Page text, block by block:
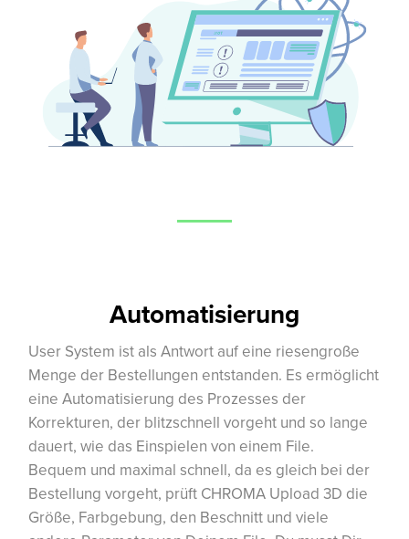
Automatisierung
User System ist als Antwort auf eine riesengroße
Menge der Bestellungen entstanden. Es ermöglicht
eine Automatisierung des Prozesses der
Korrekturen, der blitzschnell vorgeht und so lange
dauert, wie das Einspielen von einem File.
Bequem und maximal schnell, da es gleich bei der
Bestellung vorgeht, prüft CHROMA Upload 3D die
Größe, Farbgebung, den Beschnitt und viele